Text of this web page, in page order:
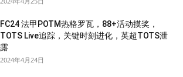
FC24 法甲POTM热格罗瓦，88+活动摸奖，
TOTS Live追踪，关键时刻进化，英超TOTS泄
露
2024年4月24日